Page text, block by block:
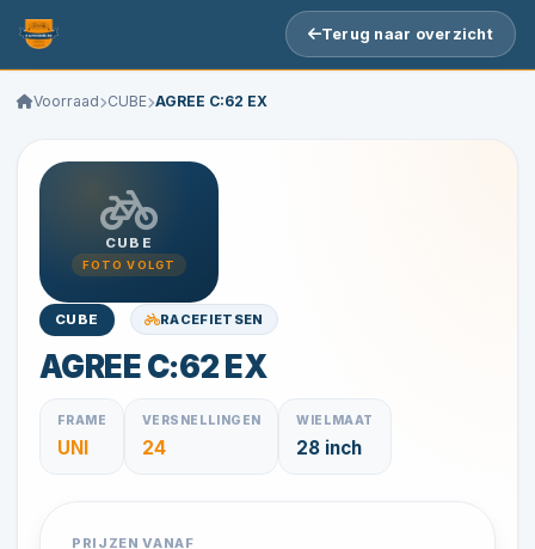
Terug naar overzicht
Voorraad CUBE AGREE C:62 EX
CUBE
FOTO VOLGT
CUBE RACEFIETSEN
AGREE C:62 EX
FRAME
UNI
VERSNELLINGEN
24
WIELMAAT
28 inch
PRIJZEN VANAF